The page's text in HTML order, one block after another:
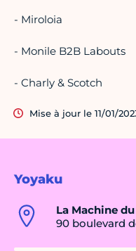
Yoyaku
La Machine
90 boulevard
- Miroloia
- Monile B2B Labouts
- Charly & Scotch
Mise à jour le 11/01/